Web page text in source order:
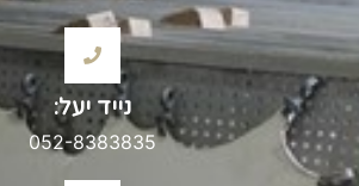
נייד יעל:
052-8383835